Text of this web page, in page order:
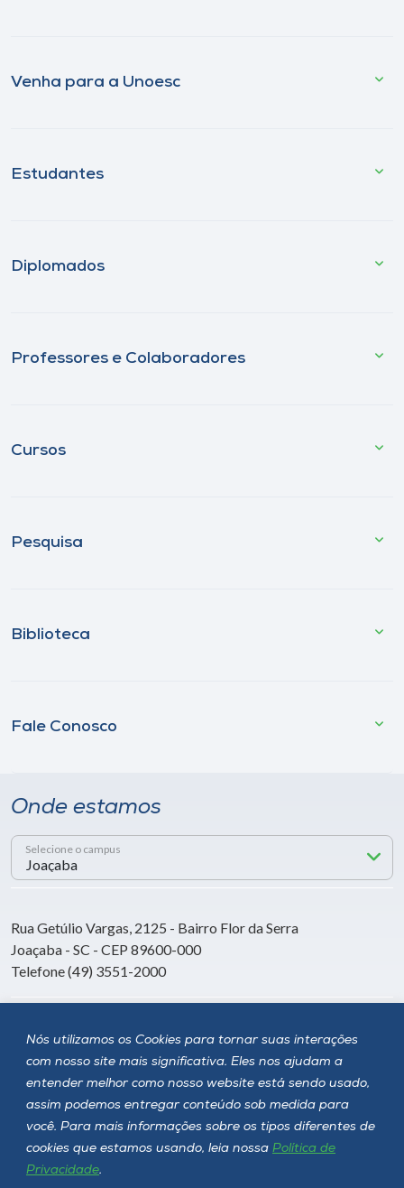
Nós utilizamos os Cookies para tornar suas interações
com nosso site mais significativa. Eles nos ajudam a
entender melhor como nosso website está sendo usado,
assim podemos entregar conteúdo sob medida para
você. Para mais informações sobre os tipos diferentes de
cookies que estamos usando, leia nossa Política de
Privacidade.
Venha para a Unoesc
Estudantes
Diplomados
Professores e Colaboradores
Cursos
Pesquisa
Biblioteca
Fale Conosco
Onde estamos
Selecione o campus
Rua Getúlio Vargas, 2125 - Bairro Flor da Serra
Joaçaba - SC - CEP 89600-000
Telefone (49) 3551-2000
Siga a Unoesc